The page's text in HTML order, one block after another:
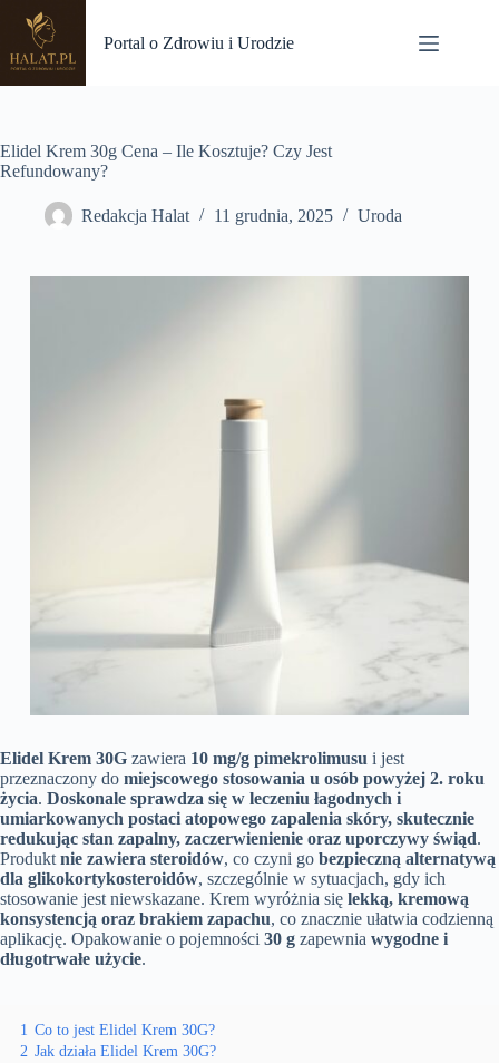
Przejdź
treści
Portal o Zdrowiu i Urodzie
Elidel Krem 30g Cena – Ile Kosztuje? Czy Jest
Refundowany?
Redakcja Halat 11 grudnia, 2025 Uroda
Elidel Krem 30G zawiera 10 mg/g pimekrolimusu i jest
przeznaczony do miejscowego stosowania u osób powyżej 2. roku
życia. Doskonale sprawdza się w leczeniu łagodnych i
umiarkowanych postaci atopowego zapalenia skóry, skutecznie
redukując stan zapalny, zaczerwienienie oraz uporczywy świąd.
Produkt nie zawiera steroidów, co czyni go bezpieczną alternatywą
dla glikokortykosteroidów, szczególnie w sytuacjach, gdy ich
stosowanie jest niewskazane. Krem wyróżnia się lekką, kremową
konsystencją oraz brakiem zapachu, co znacznie ułatwia codzienną
aplikację. Opakowanie o pojemności 30 g zapewnia wygodne i
długotrwałe użycie.
1 Co to jest Elidel Krem 30G?
2 Jak działa Elidel Krem 30G?